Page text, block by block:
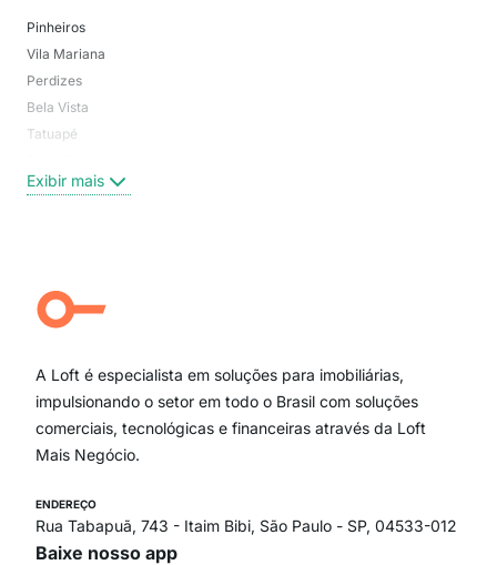
Pinheiros
Vila Mariana
Perdizes
Bela Vista
Tatuapé
Centro
Campo Belo
Ipiranga
Paraíso
Itaim Bibi
Exibir mais
A Loft é especialista em soluções para imobiliárias,
impulsionando o setor em todo o Brasil com soluções
comerciais, tecnológicas e financeiras através da Loft
Mais Negócio.
ENDEREÇO
Rua Tabapuã, 743 - Itaim Bibi, São Paulo - SP, 04533-012
Baixe nosso app